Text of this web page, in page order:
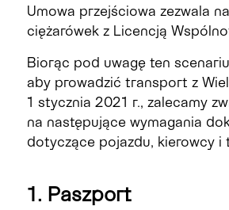
Umowa przejściowa zezwala
ciężarówek z Licencją
Biorąc pod uwagę ten
aby prowadzić transport z
1 stycznia 2021 r., zalecamy
na następujące wymagania
dotyczące pojazdu, kierowcy i
1. Paszport